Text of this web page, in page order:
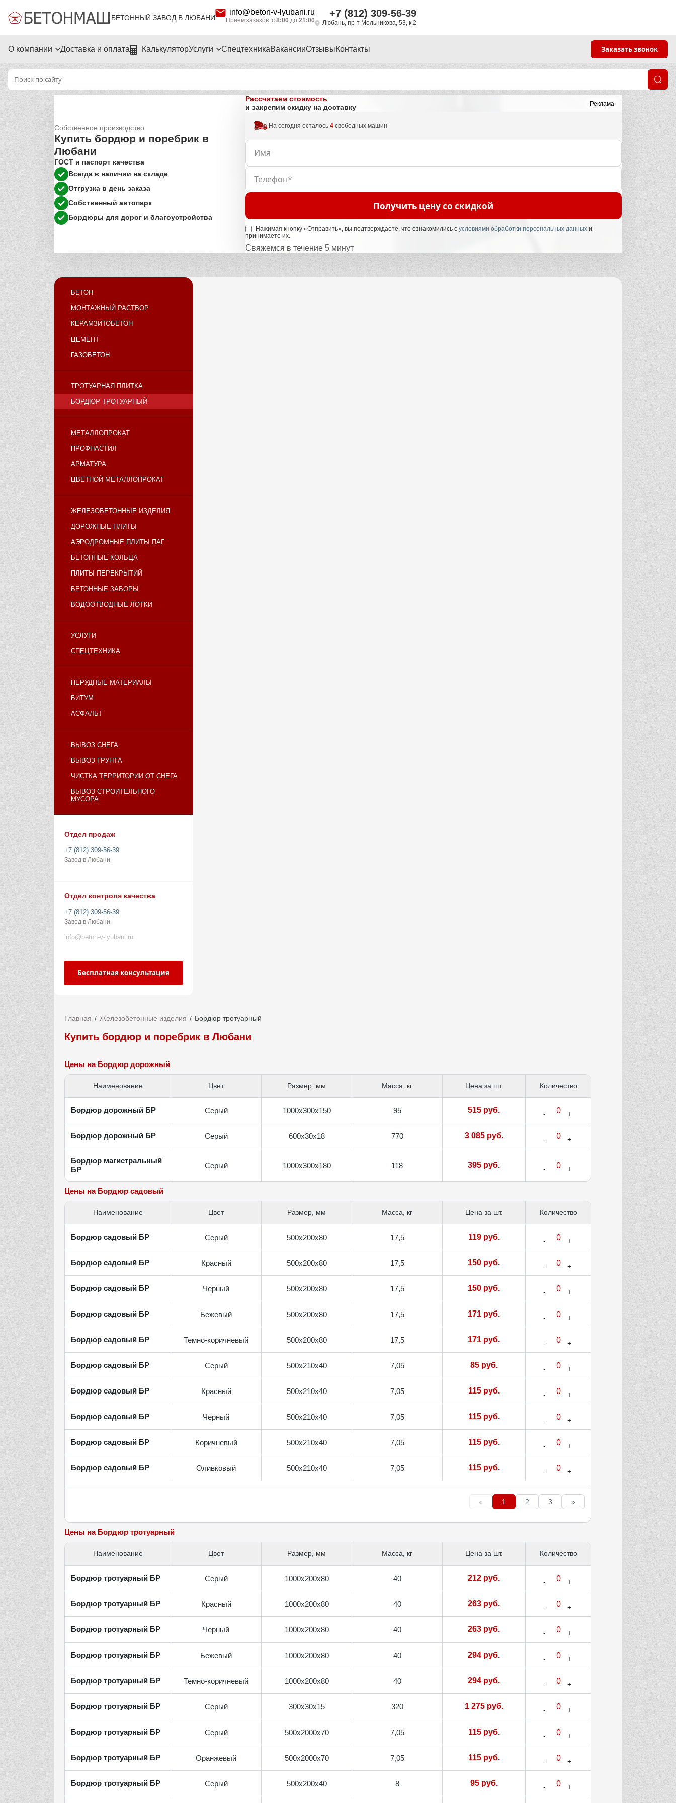
БЕТОННЫЙ ЗАВОД В ЛЮБАНИ
info@beton-v-lyubani.ru
Приём заказов: с 8:00 до 21:00
+7 (812) 309-56-39
Любань, пр-т Мельникова, 53, к.2
О компании Доставка и оплата КалькуляторУслуги СпецтехникаВакансииОтзывыКонтакты Заказать звонок
Реклама
Собственное производство
Купить бордюр и поребрик в
Любани
ГОСТ и паспорт качества
Всегда в наличии на складе
Отгрузка в день заказа
Собственный автопарк
Бордюры для дорог и благоустройства
Рассчитаем стоимость
и закрепим скидку на доставку
На сегодня осталось 4свободных машин
Получить цену со скидкой
Нажимая кнопку «Отправить», вы подтверждаете, что ознакомились сусловиями обработки персональных данных и
принимаете их.
Свяжемся в течение 5 минут
БЕТОН
МОНТАЖНЫЙ РАСТВОР
КЕРАМЗИТОБЕТОН
ЦЕМЕНТ
ГАЗОБЕТОН
ТРОТУАРНАЯ ПЛИТКА
БОРДЮР ТРОТУАРНЫЙ
МЕТАЛЛОПРОКАТ
ПРОФНАСТИЛ
АРМАТУРА
ЦВЕТНОЙ МЕТАЛЛОПРОКАТ
ЖЕЛЕЗОБЕТОННЫЕ ИЗДЕЛИЯ
ДОРОЖНЫЕ ПЛИТЫ
АЭРОДРОМНЫЕ ПЛИТЫ ПАГ
БЕТОННЫЕ КОЛЬЦА
ПЛИТЫ ПЕРЕКРЫТИЙ
БЕТОННЫЕ ЗАБОРЫ
ВОДООТВОДНЫЕ ЛОТКИ
УСЛУГИ
СПЕЦТЕХНИКА
НЕРУДНЫЕ МАТЕРИАЛЫ
БИТУМ
АСФАЛЬТ
ВЫВОЗ СНЕГА
ВЫВОЗ ГРУНТА
ЧИСТКА ТЕРРИТОРИИ ОТ СНЕГА
ВЫВОЗ СТРОИТЕЛЬНОГО
МУСОРА
Отдел продаж
+7 (812) 309-56-39
Завод в Любани
Отдел контроля качества
+7 (812) 309-56-39
Завод в Любани
info@beton-v-lyubani.ru
Бесплатная консультация
Главная Железобетонные изделия Бордюр тротуарный
Купить бордюр и поребрик в Любани
Цены на Бордюр дорожный
Наименование Цвет Размер, мм Масса, кг Цена за шт. Количество
Бордюр дорожный БР Серый 1000х300х150 95 515 руб.
Бордюр дорожный БР Серый 600х30х18 770 3 085 руб.
Бордюр магистральный
БР
Серый 1000х300х180 118 395 руб.
Цены на Бордюр садовый
Наименование Цвет Размер, мм Масса, кг Цена за шт. Количество
Бордюр садовый БР Серый 500х200х80 17,5 119 руб.
Бордюр садовый БР Красный 500х200х80 17,5 150 руб.
Бордюр садовый БР Черный 500х200х80 17,5 150 руб.
Бордюр садовый БР Бежевый 500х200х80 17,5 171 руб.
Бордюр садовый БР Темно-коричневый 500х200х80 17,5 171 руб.
Бордюр садовый БР Серый 500х210х40 7,05 85 руб.
Бордюр садовый БР Красный 500х210х40 7,05 115 руб.
Бордюр садовый БР Черный 500х210х40 7,05 115 руб.
Бордюр садовый БР Коричневый 500х210х40 7,05 115 руб.
Бордюр садовый БР Оливковый 500х210х40 7,05 115 руб.
« 1 2 3 »
Цены на Бордюр тротуарный
Наименование Цвет Размер, мм Масса, кг Цена за шт. Количество
Бордюр тротуарный БР Серый 1000х200х80 40 212 руб.
Бордюр тротуарный БР Красный 1000х200х80 40 263 руб.
Бордюр тротуарный БР Черный 1000х200х80 40 263 руб.
Бордюр тротуарный БР Бежевый 1000х200х80 40 294 руб.
Бордюр тротуарный БР Темно-коричневый 1000х200х80 40 294 руб.
Бордюр тротуарный БР Серый 300х30х15 320 1 275 руб.
Бордюр тротуарный БР Серый 500х2000х70 7,05 115 руб.
Бордюр тротуарный БР Оранжевый 500х2000х70 7,05 115 руб.
Бордюр тротуарный БР Серый 500х200х40 8 95 руб.